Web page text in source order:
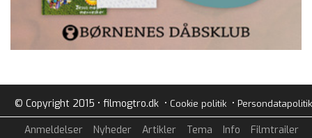
© Copyright 2015 • filmogtro.dk • Cookie politik• Persondatapolitik
Anmeldelser Nyheder Artikler Tema Info Filmtrailer